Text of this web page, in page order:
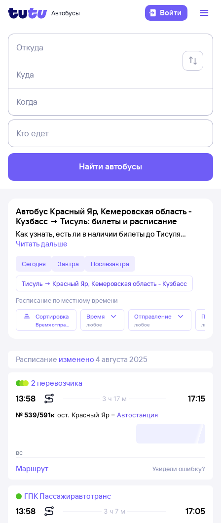
Автобусы Войти
Откуда
Куда
Когда
Кто едет
Найти автобусы
Автобус Красный Яр, Кемеровская область -
Кузбасс → Тисуль: билеты и расписание
Как узнать, есть ли в наличии билеты до Тисуля
Читать дальше
Сегодня Завтра Послезавтра
Тисуль → Красный Яр, Кемеровская область - Кузбасс
Расписание по местному времени
Сортировка
Время отправления
Время
любое
Отправление
любое любое
Расписание изменено 4 августа 2025
13:58 17:15
3 ч 17 м
2 перевозчика
вс
№ 539/591к ост. Красный Яр – Автостанция
Маршрут Увидели ошибку?
13:58 17:05
3 ч 7 м
ГПК Пассажиравтотранс